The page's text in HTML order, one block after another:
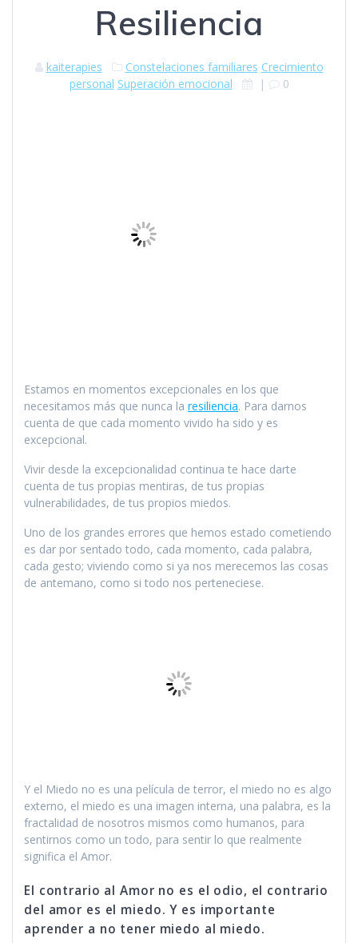
Resiliencia
kaiterapies Constelaciones familiares Crecimiento
personal Superación emocional | 0
Estamos en momentos excepcionales en los que
necesitamos más que nunca la resiliencia. Para darnos
cuenta de que cada momento vivido ha sido y es
excepcional.
Vivir desde la excepcionalidad continua te hace darte
cuenta de tus propias mentiras, de tus propias
vulnerabilidades, de tus propios miedos.
Uno de los grandes errores que hemos estado cometiendo
es dar por sentado todo, cada momento, cada palabra,
cada gesto; viviendo como si ya nos merecemos las cosas
de antemano, como si todo nos perteneciese.
Y el Miedo no es una película de terror, el miedo no es algo
externo, el miedo es una imagen interna, una palabra, es la
fractalidad de nosotros mismos como humanos, para
sentirnos como un todo, para sentir lo que realmente
significa el Amor.
El contrario al Amor no es el odio, el contrario
del amor es el miedo. Y es importante
aprender a no tener miedo al miedo.